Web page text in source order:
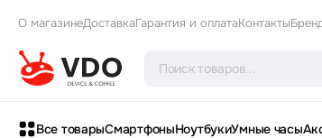
О магазинеДоставкаГарантия и оплатаКонтакты
Все товарыСмартфоныНоутбукиУмные часы